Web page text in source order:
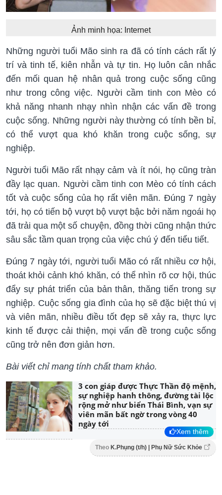
Ảnh minh họa: Internet
Những người tuổi Mão sinh ra đã có tính cách rất lý
trí và tinh tế, kiên nhẫn và tự tin. Họ luôn cân nhắc
đến mối quan hệ nhân quả trong cuộc sống cũng
như trong công việc. Người cầm tinh con Mèo có
khả năng nhanh nhạy nhìn nhận các vấn đề trong
cuộc sống. Những người này thường có tính bền bỉ,
có thể vượt qua khó khăn trong cuộc sống, sự
nghiệp.
Người tuổi Mão rất nhạy cảm và ít nói, họ cũng tràn
đầy lạc quan. Người cầm tinh con Mèo có tính cách
tốt và cuộc sống của họ rất viên mãn. Đúng 7 ngày
tới, họ có tiến bộ vượt bộ vượt bậc bởi năm ngoái họ
đã trải qua một số chuyện, đồng thời cũng nhận thức
sâu sắc tầm quan trọng của việc chú ý đến tiểu tiết.
Đúng 7 ngày tới, người tuổi Mão có rất nhiều cơ hội,
thoát khỏi cảnh khó khăn, có thể nhìn rõ cơ hội, thúc
đẩy sự phát triển của bản thân, thăng tiến trong sự
nghiệp. Cuộc sống gia đình của họ sẽ đặc biệt thú vị
và viên mãn, nhiều điều tốt đẹp sẽ xảy ra, thực lực
kinh tế được cải thiện, mọi vấn đề trong cuộc sống
cũng trở nên đơn giản hơn.
Bài viết chỉ mang tính chất tham khảo.
3 con giáp được Thực Thần độ mệnh,
sự nghiệp hanh thông, đường tài lộc
rộng mở như biển Thái Bình, vạn sự
viên mãn bất ngờ trong vòng 40
ngày tới
Xem thêm
Theo K.Phụng (t/h) | Phụ Nữ Sức Khỏe